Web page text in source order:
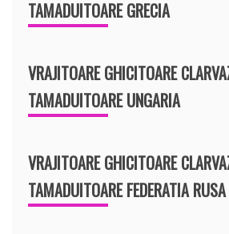
TAMADUITOARE GRECIA
VRAJITOARE GHICITOARE
TAMADUITOARE UNGARIA
VRAJITOARE GHICITOARE
TAMADUITOARE FEDERATIA RUSA